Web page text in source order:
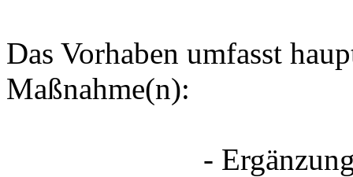
Das Vorhaben umfasst
Maßnahme(n):
- Ergänzung des